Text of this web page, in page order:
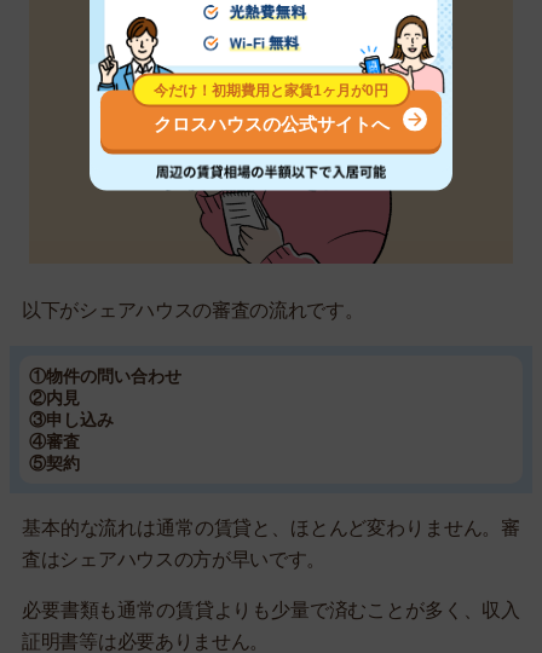
以下がシェアハウスの審査の流れです。
①物件の問い合わせ
②内見
③申し込み
④審査
⑤契約
基本的な流れは通常の賃貸と、ほとんど変わりません。審
査はシェアハウスの方が早いです。
必要書類も通常の賃貸よりも少量で済むことが多く、収入
証明書等は必要ありません。
クロスハウスの公式サイトへ